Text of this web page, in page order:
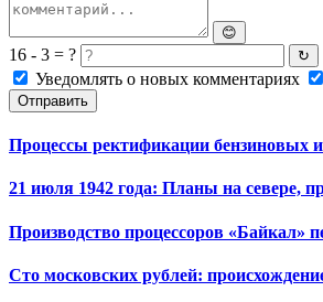
😊
16 - 3 = ? ↻
Уведомлять о новых комментариях
Отправить
Процессы ректификации бензиновых
21 июля 1942 года: Планы на севере,
Производство процессоров «Байкал»
Сто московских рублей: